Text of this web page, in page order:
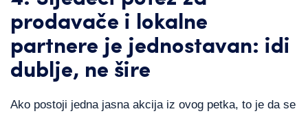
prodavače i lokalne
partnere je jednostavan: idi
dublje, ne šire
Ako postoji jedna jasna akcija iz ovog petka, to je da se